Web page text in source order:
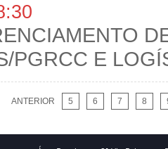
PGRCC E
ANTERIOR 5 6 7 8